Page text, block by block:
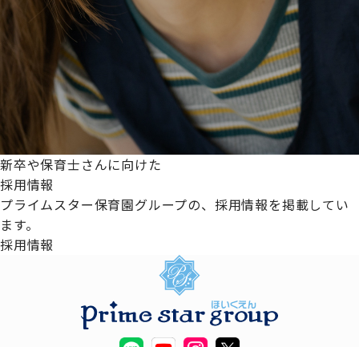
新卒や保育士さんに向けた
採用情報
プライムスター保育園グループの、採用情報を掲載してい
ます。
採用情報